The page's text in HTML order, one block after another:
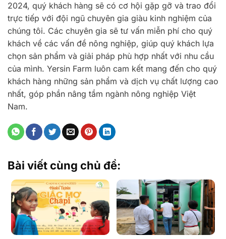
2024, quý khách hàng sẽ có cơ hội gặp gỡ và trao đổi
trực tiếp với đội ngũ chuyên gia giàu kinh nghiệm của
chúng tôi. Các chuyên gia sẽ tư vấn miễn phí cho quý
khách về các vấn đề nông nghiệp, giúp quý khách lựa
chọn sản phẩm và giải pháp phù hợp nhất với nhu cầu
của mình. Yersin Farm luôn cam kết mang đến cho quý
khách hàng những sản phẩm và dịch vụ chất lượng cao
nhất, góp phần nâng tầm ngành nông nghiệp Việt
Nam.
Bài viết cùng chủ đề: